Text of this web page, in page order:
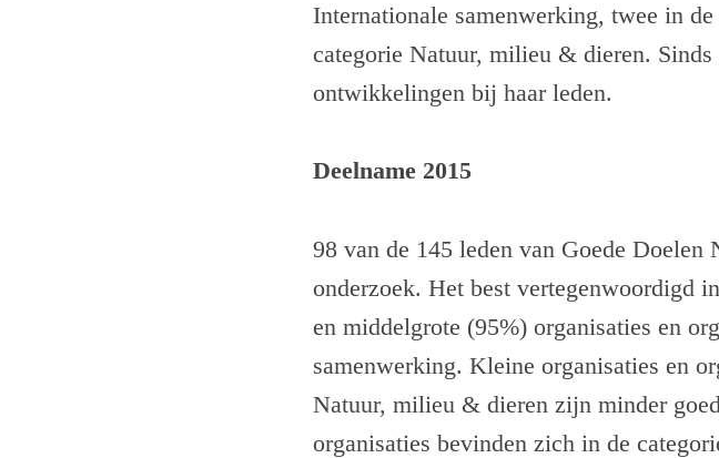
Internationale samenwerking, twee in
categorie Natuur, milieu & dieren.
ontwikkelingen bij haar leden.
Deelname 2015
98 van de 145 leden van Goede Doelen
onderzoek. Het best vertegenwoordigd
en middelgrote (95%) organisaties en
samenwerking. Kleine organisaties en
Natuur, milieu & dieren zijn minder
organisaties bevinden zich in de